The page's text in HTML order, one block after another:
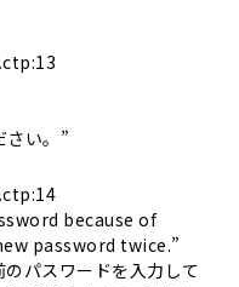
い。”
because of
password twice.”
パスワードを入力して